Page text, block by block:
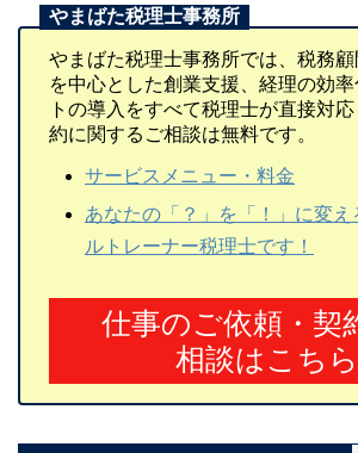
やまばた税理士事務所では、税務
を中心とした創業支援、経理の効
トの導入をすべて税理士が直接対
約に関するご相談は無料です。
サービスメニュー・料金
あなたの「？」を「！」に変え
ルトレーナー税理士です！
仕事のご依頼・契
相談はこちら